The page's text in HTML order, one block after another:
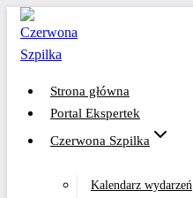
Przejdź
treści
Strona główna
Portal Ekspertek
Czerwona Szpilka
Kalendarz wydarzeń